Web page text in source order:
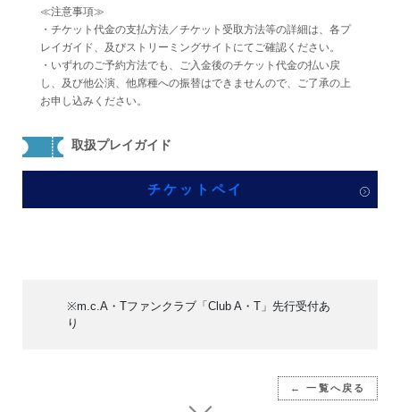
≪注意事項≫
・チケット代金の支払方法／チケット受取方法等の詳細は、各プ
レイガイド、及びストリーミングサイトにてご確認ください。
・いずれのご予約方法でも、ご入金後のチケット代金の払い戻
し、及び他公演、他席種への振替はできませんので、ご了承の上
お申し込みください。
取扱プレイガイド
チケットペイ
※m.c.A・Tファンクラブ「Club A・T」先行受付あ
り
← 一覧へ戻る